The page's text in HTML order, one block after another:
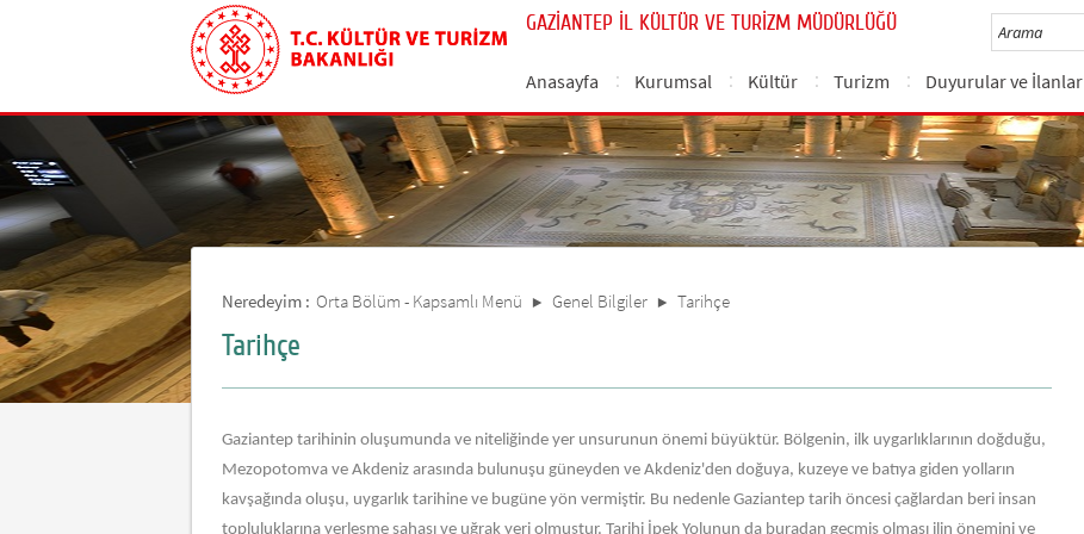
GAZİANTEP İL KÜLTÜR VE TURİZM MÜDÜRLÜĞÜ
Anasayfa Kurumsal Kültür Turizm Duyurular ve İlanlar
Neredeyim : Orta Bölüm - Kapsamlı Menü Genel Bilgiler Tarihçe
Tarihçe
Gaziantep tarihinin oluşumunda ve niteliğinde yer unsurunun önemi büyüktür. Bölgenin, ilk uygarlıklarının doğduğu,
Mezopotomva ve Akdeniz arasında bulunuşu güneyden ve Akdeniz'den doğuya, kuzeye ve batıya giden yolların
kavşağında oluşu, uygarlık tarihine ve bugüne yön vermiştir. Bu nedenle Gaziantep tarih öncesi çağlardan beri insan
topluluklarına yerleşme sahası ve uğrak yeri olmuştur. Tarihi İpek Yolunun da buradan geçmiş olması ilin önemini ve